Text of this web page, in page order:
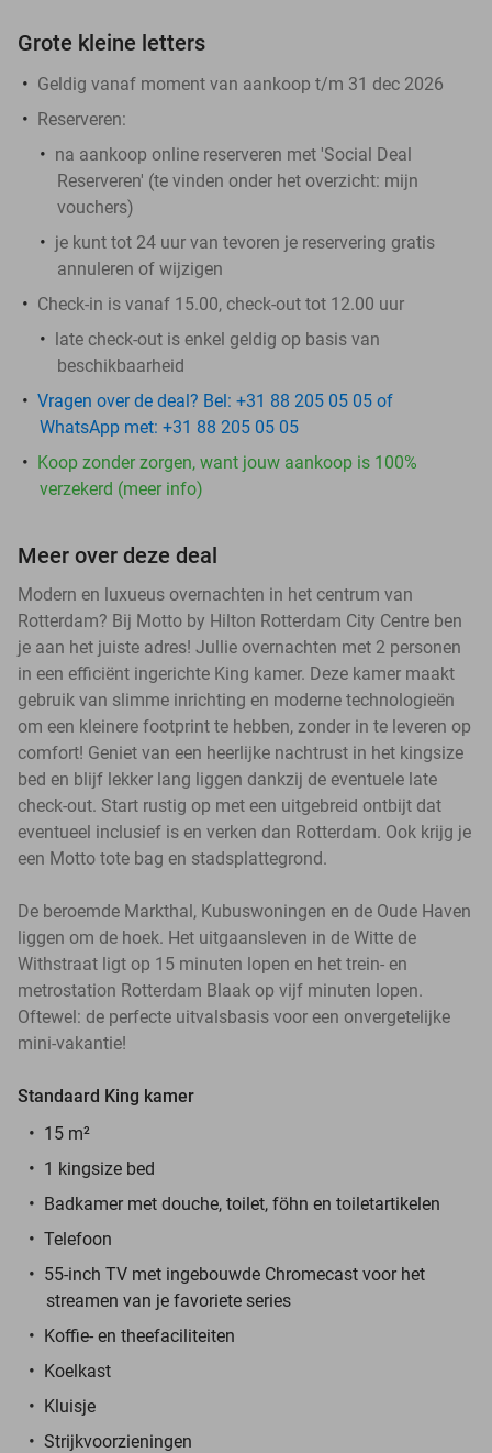
Grote kleine letters
Geldig vanaf moment van aankoop t/m 31 dec 2026
Reserveren:
na aankoop online reserveren met 'Social Deal
Reserveren' (te vinden onder het overzicht: mijn
vouchers)
je kunt tot 24 uur van tevoren je reservering gratis
annuleren of wijzigen
Check-in is vanaf 15.00, check-out tot 12.00 uur
late check-out is enkel geldig op basis van
beschikbaarheid
Vragen over de deal? Bel: +31 88 205 05 05 of
WhatsApp met: +31 88 205 05 05
Koop zonder zorgen, want jouw aankoop is 100%
verzekerd (meer info)
Meer over deze deal
Modern en luxueus overnachten in het centrum van
Rotterdam? Bij Motto by Hilton Rotterdam City Centre ben
je aan het juiste adres! Jullie overnachten met 2 personen
in een efficiënt ingerichte King kamer. Deze kamer maakt
gebruik van slimme inrichting en moderne technologieën
om een kleinere footprint te hebben, zonder in te leveren op
comfort! Geniet van een heerlijke nachtrust in het kingsize
bed en blijf lekker lang liggen dankzij de eventuele late
check-out. Start rustig op met een uitgebreid ontbijt dat
eventueel inclusief is en verken dan Rotterdam. Ook krijg je
een Motto tote bag en stadsplattegrond.
De beroemde Markthal, Kubuswoningen en de Oude Haven
liggen om de hoek. Het uitgaansleven in de Witte de
Withstraat ligt op 15 minuten lopen en het trein- en
metrostation Rotterdam Blaak op vijf minuten lopen.
Oftewel: de perfecte uitvalsbasis voor een onvergetelijke
mini-vakantie!
Standaard King kamer
15 m²
1 kingsize bed
Badkamer met douche, toilet, föhn en toiletartikelen
Telefoon
55-inch TV met ingebouwde Chromecast voor het
streamen van je favoriete series
Koffie- en theefaciliteiten
Koelkast
Kluisje
Strijkvoorzieningen